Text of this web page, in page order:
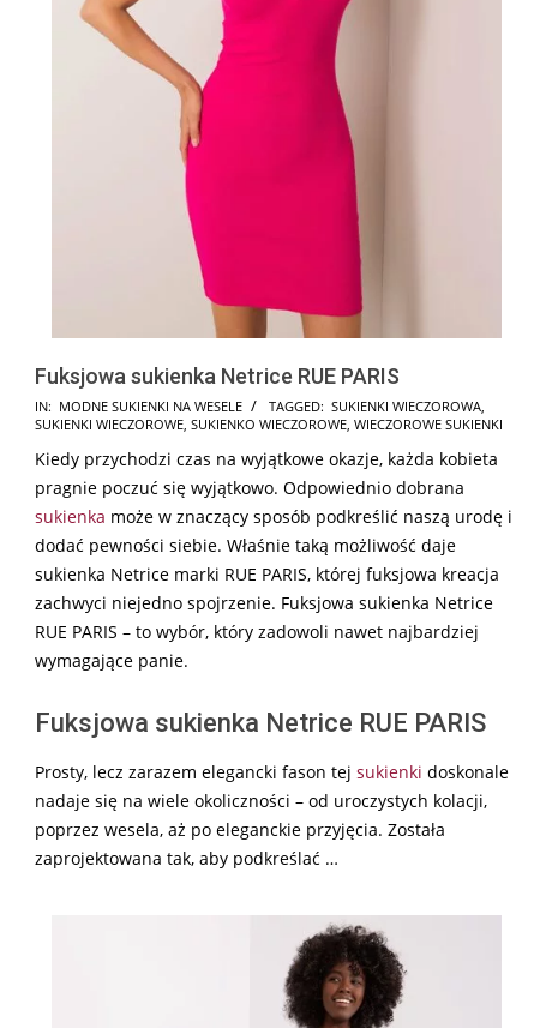
Fuksjowa sukienka Netrice RUE PARIS
2024-
08-
23
IN: MODNE SUKIENKI NA WESELE TAGGED: SUKIENKI WIECZOROWA
SUKIENKI WIECZOROWE SUKIENKO WIECZOROWE WIECZOROWE SUKIENKI
Kiedy przychodzi czas na wyjątkowe okazje, każda kobieta
pragnie poczuć się wyjątkowo. Odpowiednio dobrana
sukienka może w znaczący sposób podkreślić naszą urodę i
dodać pewności siebie. Właśnie taką możliwość daje
sukienka Netrice marki RUE PARIS, której fuksjowa kreacja
zachwyci niejedno spojrzenie. Fuksjowa sukienka Netrice
RUE PARIS – to wybór, który zadowoli nawet najbardziej
wymagające panie.
Fuksjowa sukienka Netrice RUE PARIS
Prosty, lecz zarazem elegancki fason tej sukienki doskonale
nadaje się na wiele okoliczności – od uroczystych kolacji,
poprzez wesela, aż po eleganckie przyjęcia. Została
zaprojektowana tak, aby podkreślać …